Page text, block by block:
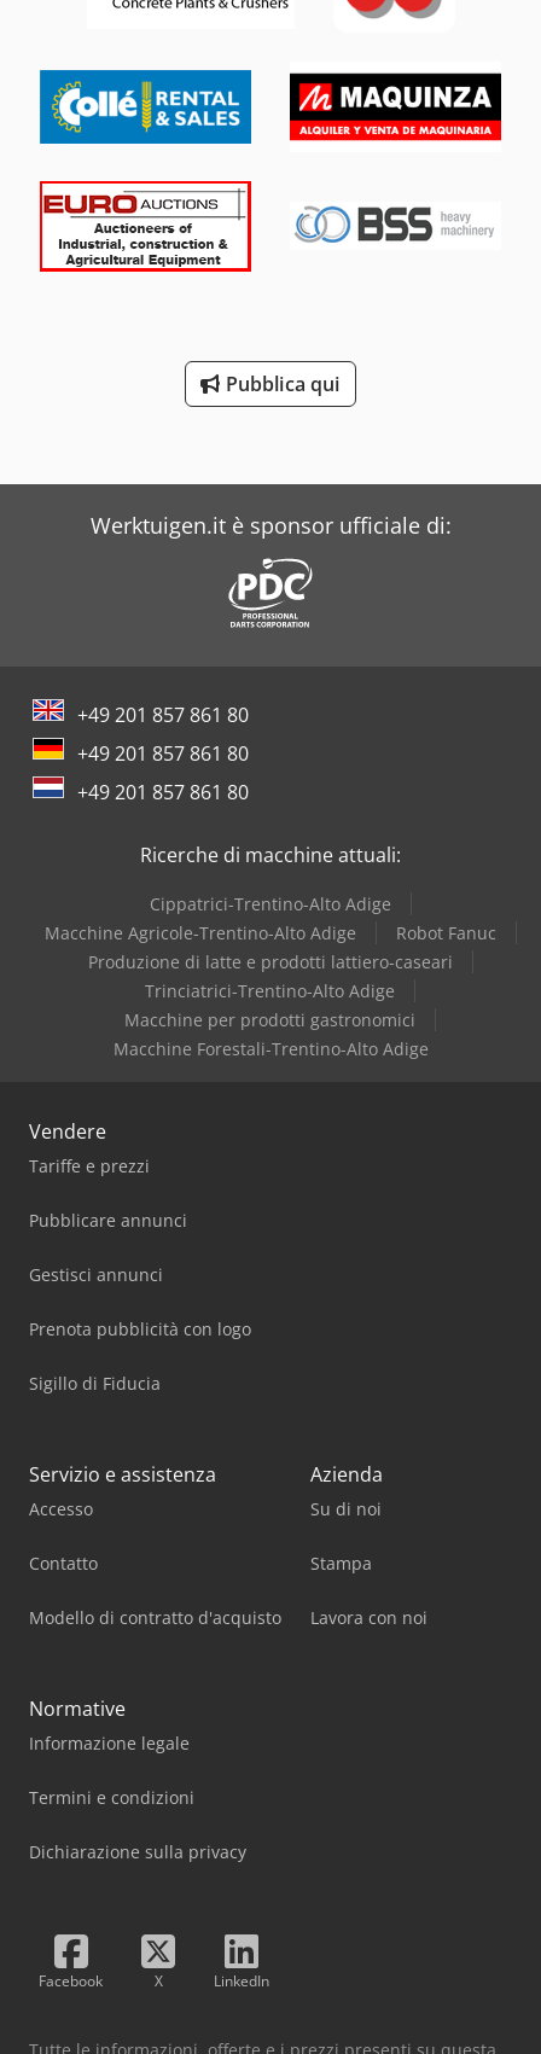
Pubblica qui
Werktuigen.it è sponsor ufficiale di:
+49 201 857 861 80
+49 201 857 861 80
+49 201 857 861 80
Ricerche di macchine attuali:
Cippatrici-Trentino-Alto Adige
Macchine Agricole-Trentino-Alto Adige
Robot Fanuc
Produzione di latte e prodotti lattiero-caseari
Trinciatrici-Trentino-Alto Adige
Macchine per prodotti gastronomici
Macchine Forestali-Trentino-Alto Adige
Vendere
Tariffe e prezzi
Pubblicare annunci
Gestisci annunci
Prenota pubblicità con logo
Sigillo di Fiducia
Servizio e assistenza
Accesso
Contatto
Modello di contratto d'acquisto
Azienda
Su di noi
Stampa
Lavora con noi
Normative
Informazione legale
Termini e condizioni
Dichiarazione sulla privacy
Facebook X LinkedIn